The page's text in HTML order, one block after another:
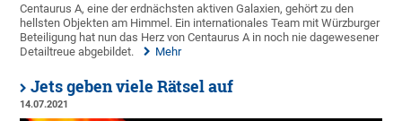
Centaurus A, eine der erdnächsten aktiven Galaxien, gehört zu den
hellsten Objekten am Himmel. Ein internationales Team mit Würzburger
Beteiligung hat nun das Herz von Centaurus A in noch nie dagewesener
Detailtreue abgebildet.
Mehr
Jets geben viele Rätsel auf
14.07.2021